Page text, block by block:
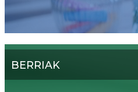
BERRIAK